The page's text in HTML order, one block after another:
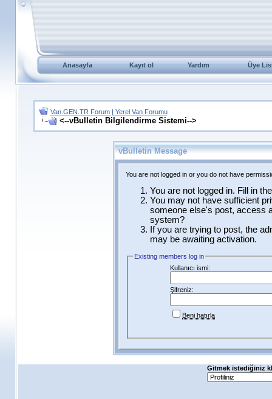
Anasayfa Kayıt ol Yardım Üye
Van.GEN.TR Forum | Yerel Van Forumu
<--vBulletin Bilgilendirme Sistemi-->
vBulletin Message
You are not logged in or you do not have
You are not logged in. Fill in
You may not have sufficient
someone else's post, access
system?
If you are trying to post, the
may be awaiting activation.
Existing members log in
Kullanıcı ismi:
Şifreniz:
Beni hatırla
Gitmek istediğiniz